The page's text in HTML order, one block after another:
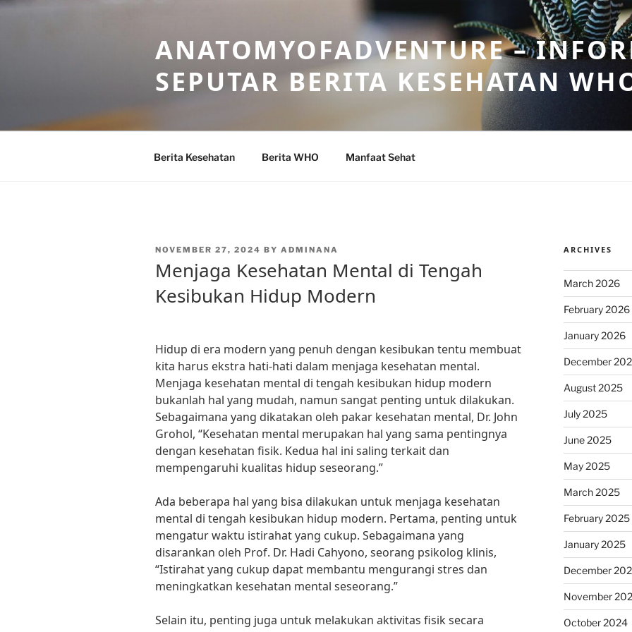
Skip
ANATOMYOFADVENTURE –
SEPUTAR BERITA KESEHATAN
Berita Kesehatan Berita WHO Manfaat Sehat
POSTED
NOVEMBER 27, 2024 BY ADMINANA
Menjaga Kesehatan Mental di Tengah
Kesibukan Hidup Modern
Hidup di era modern yang penuh dengan kesibukan tentu membuat
kita harus ekstra hati-hati dalam menjaga kesehatan mental.
Menjaga kesehatan mental di tengah kesibukan hidup modern
bukanlah hal yang mudah, namun sangat penting untuk dilakukan.
Sebagaimana yang dikatakan oleh pakar kesehatan mental, Dr. John
Grohol, “Kesehatan mental merupakan hal yang sama pentingnya
dengan kesehatan fisik. Kedua hal ini saling terkait dan
mempengaruhi kualitas hidup seseorang.”
Ada beberapa hal yang bisa dilakukan untuk menjaga kesehatan
mental di tengah kesibukan hidup modern. Pertama, penting untuk
mengatur waktu istirahat yang cukup. Sebagaimana yang
disarankan oleh Prof. Dr. Hadi Cahyono, seorang psikolog klinis,
“Istirahat yang cukup dapat membantu mengurangi stres dan
meningkatkan kesehatan mental seseorang.”
Selain itu, penting juga untuk melakukan aktivitas fisik secara
ARCHIVES
March 2026
February 2026
January 2026
December
August 2025
July 2025
June 2025
May 2025
March 2025
February 2025
January 2025
December
November
October 2024